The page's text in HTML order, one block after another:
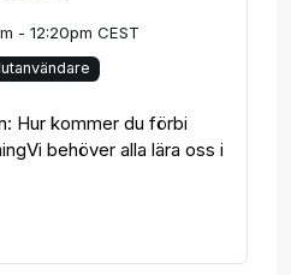
- 12:20pm CEST
Hur kommer du förbi
behöver alla lära oss i